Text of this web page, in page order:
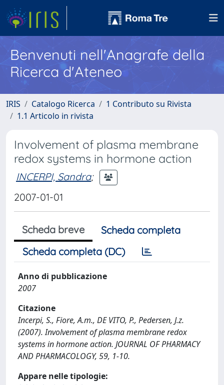
Benvenuti nell'Anagrafe della
Ricerca d'Ateneo
IRIS Catalogo Ricerca
1 Contributo su Rivista
1.1 Articolo in rivista
Involvement of plasma membrane
redox systems in hormone action
INCERPI, Sandra;
2007-01-01
Scheda breve
Scheda completa
Scheda completa (DC)
Anno di pubblicazione
2007
Citazione
Incerpi, S., Fiore, A.m., DE VITO, P., Pedersen, J.z.
(2007). Involvement of plasma membrane redox
systems in hormone action. JOURNAL OF PHARMACY
AND PHARMACOLOGY, 59, 1-10.
Appare nelle tipologie: